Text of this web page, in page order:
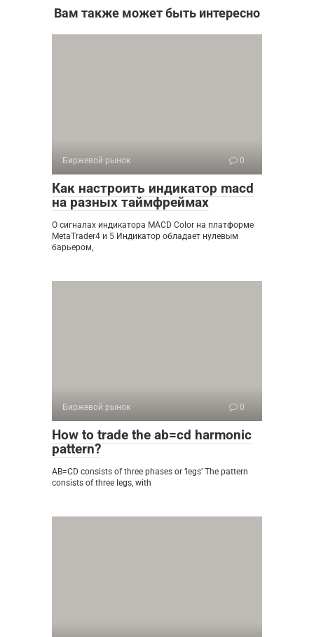
Вам также может быть интересно
Биржевой рынок 0
Как настроить индикатор macd
на разных таймфреймах
О сигналах индикатора MACD Color на платформе
MetaTrader4 и 5 Индикатор обладает нулевым
барьером,
Биржевой рынок 0
How to trade the ab=cd harmonic
pattern?
AB=CD consists of three phases or ‘legs’ The pattern
consists of three legs, with